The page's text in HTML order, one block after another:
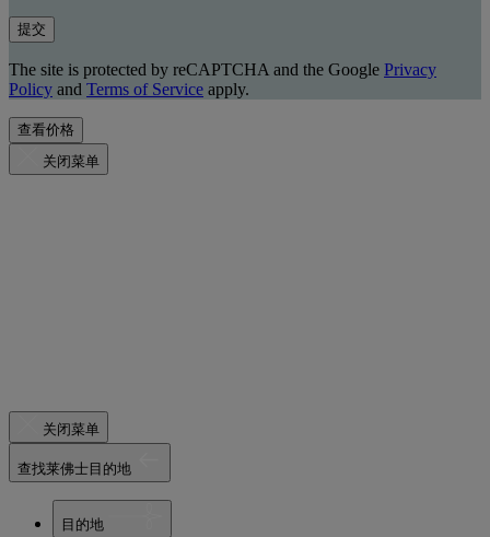
提交
The site is protected by reCAPTCHA and the Google Privacy
Policy and Terms of Service apply.
查看价格
关闭菜单
关闭菜单
查找莱佛士目的地
目的地